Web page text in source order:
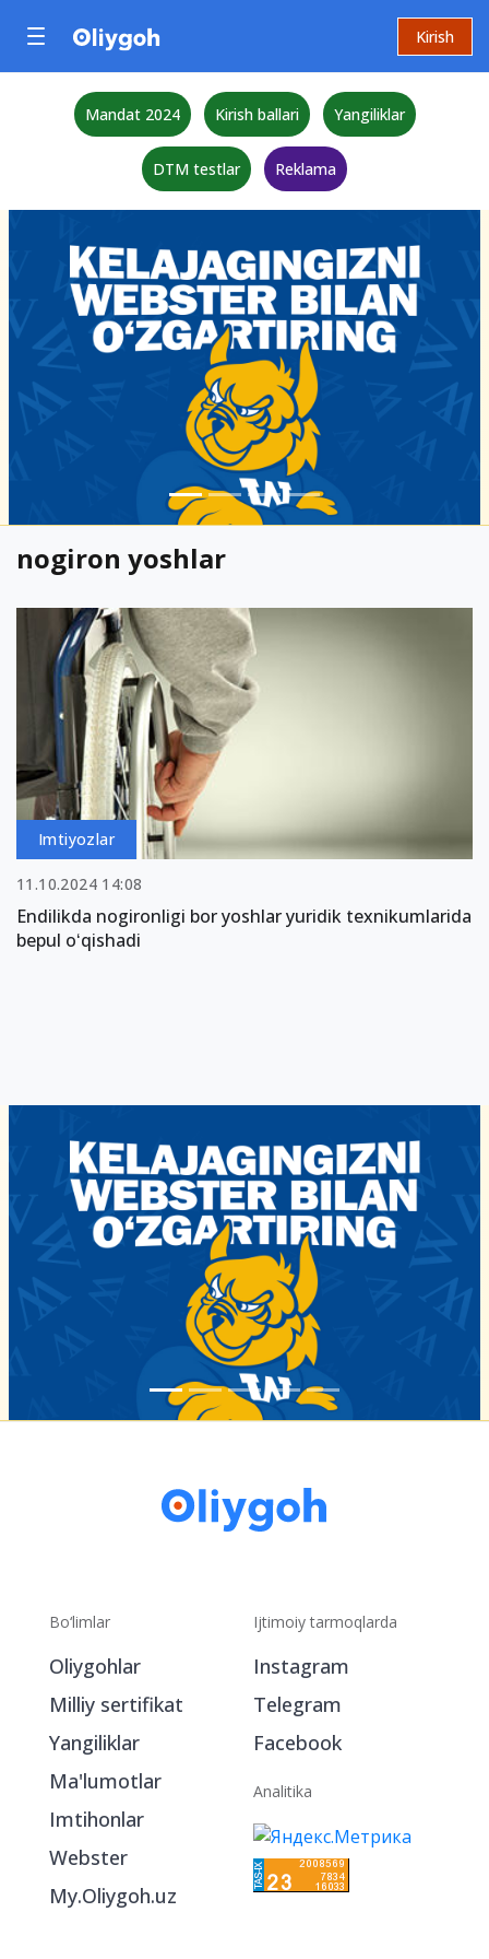
Kirish
Mandat 2024 Kirish ballari Yangiliklar
DTM testlar Reklama
nogiron yoshlar
Imtiyozlar
11.10.2024 14:08
Endilikda nogironligi bor yoshlar yuridik texnikumlarida
bepul oʻqishadi
Bo‘limlar
Oliygohlar
Milliy sertifikat
Yangiliklar
Ma'lumotlar
Imtihonlar
Webster
My.Oliygoh.uz
Ijtimoiy tarmoqlarda
Instagram
Telegram
Facebook
Analitika